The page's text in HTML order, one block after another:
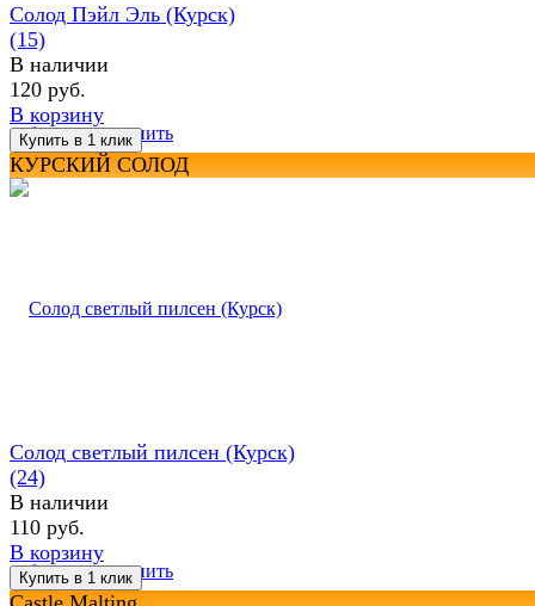
избранное сравнить
Солод Пэйл Эль (Курск)
(15)
В наличии
120 руб.
В корзину
КУРСКИЙ СОЛОД
избранное сравнить
Солод светлый пилсен (Курск)
(24)
В наличии
110 руб.
В корзину